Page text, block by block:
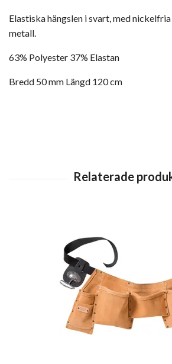
Elastiska hängslen i svart, med
metall.
63% Polyester 37% Elastan
Bredd 50 mm Längd 120 cm